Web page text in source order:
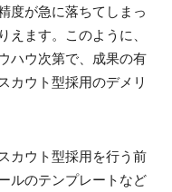
度が急に落ちてしまっ
ます。このように、
ハウ次第で、成果の有
カウト型採用のデメリ
カウト型採用を行う前
ルのテンプレートなど